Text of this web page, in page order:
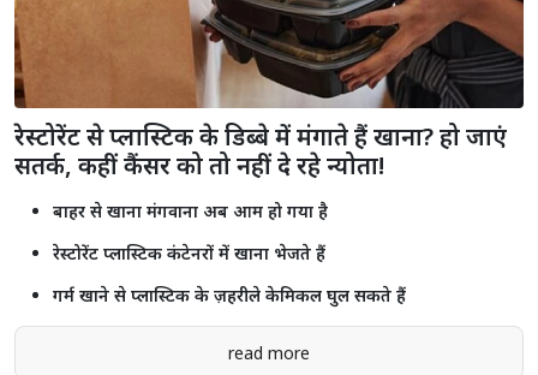
राजस्थान यूनिवर्सिटी में कंगना रनौत के बयान के खिलाफ प्रदर्शन, छात्रों ने फूंका
पुतला